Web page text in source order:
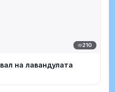
210
на лавандулата